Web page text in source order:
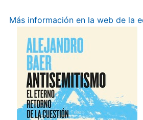
Más información en la web de la